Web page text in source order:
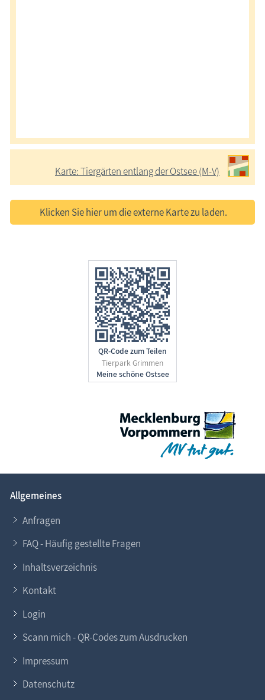
Karte: Tiergärten entlang der Ostsee (M-V)
Klicken Sie hier um die externe Karte zu laden.
QR-Code zum Teilen
Tierpark Grimmen
Allgemeines
Anfragen
FAQ - Häufig gestellte Fragen
Inhaltsverzeichnis
Kontakt
Login
Scann mich - QR-Codes zum Ausdrucken
Impressum
Datenschutz